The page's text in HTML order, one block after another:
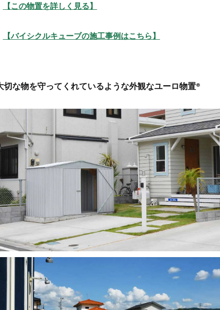
【この物置を詳しく見る】
【バイシクルキューブの施工事例はこちら】
切な物を守ってくれているような外観なユーロ物置®